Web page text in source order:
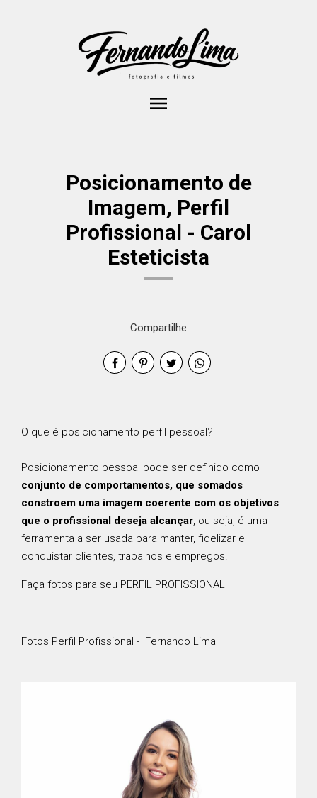
menu
Posicionamento de
Imagem, Perfil
Profissional - Carol
Esteticista
Compartilhe
O que é posicionamento perfil pessoal?
Posicionamento pessoal pode ser definido como
conjunto de comportamentos, que somados
constroem uma imagem coerente com os objetivos
que o profissional deseja alcançar, ou seja, é uma
ferramenta a ser usada para manter, fidelizar e
conquistar clientes, trabalhos e empregos.
Faça fotos para seu PERFIL PROFISSIONAL
Fotos Perfil Profissional - Fernando Lima